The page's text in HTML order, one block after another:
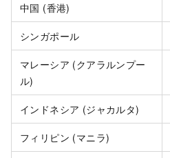
中国 (香港)
シンガポール
マレーシア (クアラルンプー
ル)
インドネシア (ジャカルタ)
フィリピン (マニラ)